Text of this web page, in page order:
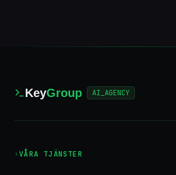
KeyGroup AI_AGENCY
›VÅRA TJÄNSTER